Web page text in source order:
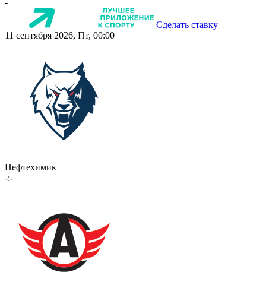
-
Сделать ставку
11 сентября 2026, Пт, 00:00
Нефтехимик
-:-